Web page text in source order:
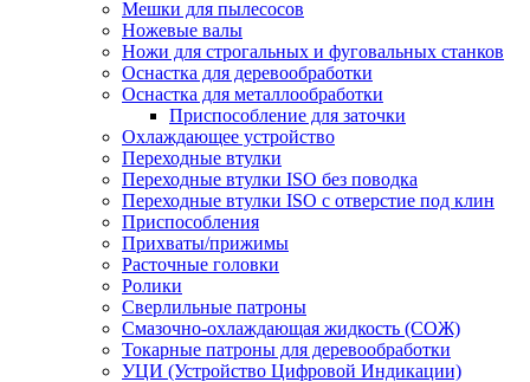
Мешки для пылесосов
Ножевые валы
Ножи для строгальных и фуговальных станков
Оснастка для деревообработки
Оснастка для металлообработки
Приспособление для заточки
Охлаждающее устройство
Переходные втулки
Переходные втулки ISO без поводка
Переходные втулки ISO с отверстие под клин
Приспособления
Прихваты/прижимы
Расточные головки
Ролики
Сверлильные патроны
Смазочно-охлаждающая жидкость (СОЖ)
Токарные патроны для деревообработки
УЦИ (Устройство Цифровой Индикации)